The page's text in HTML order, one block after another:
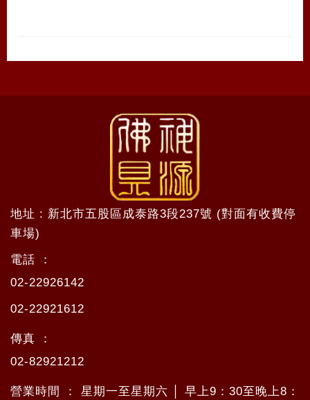
地址 : 新北市五股區成泰路3段237號 (對面有收費停
車場)
電話 ：
02-22926142
02-22921612
傳真 ：
02-82921212
營業時間 ： 星期一至星期六 │ 早上9：30至晚上8：